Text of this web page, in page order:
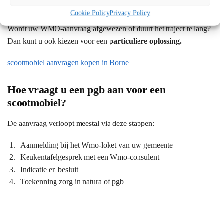
Cookie PolicyPrivacy Policy
Wordt uw WMO-aanvraag afgewezen of duurt het traject te lang?
Dan kunt u ook kiezen voor een particuliere oplossing.
scootmobiel aanvragen kopen in Borne
Hoe vraagt u een pgb aan voor een
scootmobiel?
De aanvraag verloopt meestal via deze stappen:
Aanmelding bij het Wmo-loket van uw gemeente
Keukentafelgesprek met een Wmo-consulent
Indicatie en besluit
Toekenning zorg in natura of pgb